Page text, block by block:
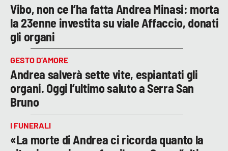
Vibo, non ce l’ha fatta Andrea Minasi: morta
la 23enne investita su viale Affaccio, donati
gli organi
GESTO D’AMORE
Andrea salverà sette vite, espiantati gli
organi. Oggi l’ultimo saluto a Serra San
Bruno
I FUNERALI
«La morte di Andrea ci ricorda quanto la